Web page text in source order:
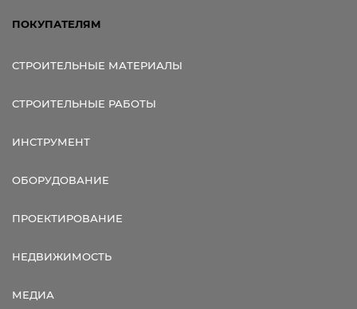
ПОКУПАТЕЛЯМ
СТРОИТЕЛЬНЫЕ МАТЕРИАЛЫ
СТРОИТЕЛЬНЫЕ РАБОТЫ
ИНСТРУМЕНТ
ОБОРУДОВАНИЕ
ПРОЕКТИРОВАНИЕ
НЕДВИЖИМОСТЬ
МЕДИА